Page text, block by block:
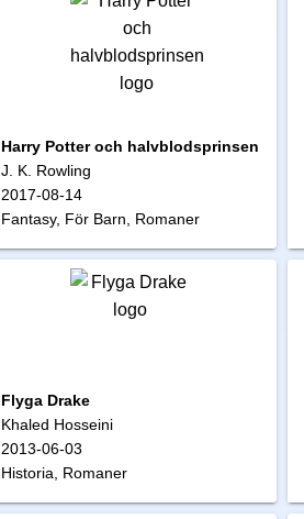
Harry Potter och halvblodsprinsen
J. K. Rowling
2017-08-14
Fantasy, För Barn, Romaner
Flyga Drake
Khaled Hosseini
2013-06-03
Historia, Romaner